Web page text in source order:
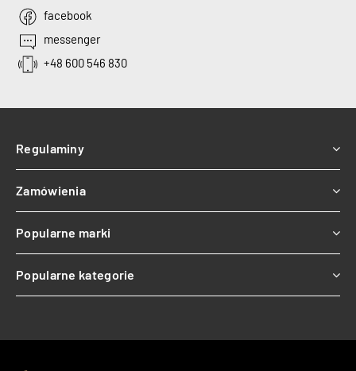
facebook
messenger
+48 600 546 830
Regulaminy
Zamówienia
Popularne marki
Popularne kategorie